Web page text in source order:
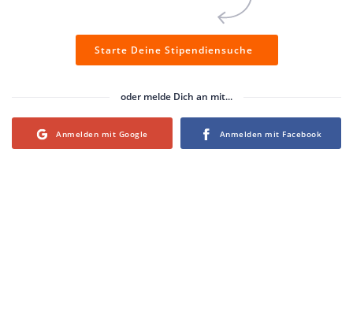
Starte Deine Stipendiensuche
oder melde Dich an mit...
Login with Google Login with Facebook